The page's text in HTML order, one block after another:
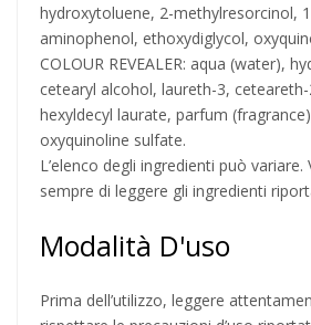
hydroxytoluene, 2-methylresorcinol,
aminophenol, ethoxydiglycol,
COLOUR REVEALER: aqua (water),
cetearyl alcohol, laureth-3,
hexyldecyl laurate, parfum
oxyquinoline sulfate.
L’elenco degli ingredienti può variare.
sempre di leggere gli ingredienti
Modalità D'uso
Prima dell’utilizzo, leggere